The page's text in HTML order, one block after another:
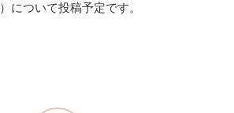
について投稿予定です。